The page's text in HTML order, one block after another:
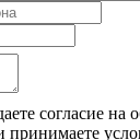
согласие на
принимаете